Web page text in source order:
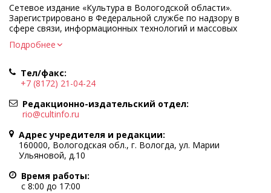
Сетевое издание «Культура в Вологодской области».
Зарегистрировано в Федеральной службе по надзору в
сфере связи, информационных технологий и массовых
коммуникаций.
Регистрационный номер и дата принятия решения о
Учредитель КУ ВО «Информационно-аналитический центр
культуры»
Адрес учредителя и редакции: 160000, Вологодская обл., г.
Вологда, ул. Марии Ульяновой, д.10
Главный редактор — Легчанова Елена Григорьевна
Политика в отношении обработки персональных данных
При полном или частичном использовании информации
портала гиперссылка на cultinfo.ru обязательна.
Редакция не несет ответственности за достоверность
Подробнее
Тел/факс:
+7 (8172) 21-04-24
Редакционно-издательский отдел:
rio@cultinfo.ru
Адрес учредителя и редакции:
160000, Вологодская обл., г. Вологда, ул. Марии
Ульяновой, д.10
Время работы:
с 8:00 до 17:00